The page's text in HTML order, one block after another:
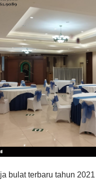
bulat terbaru tahun